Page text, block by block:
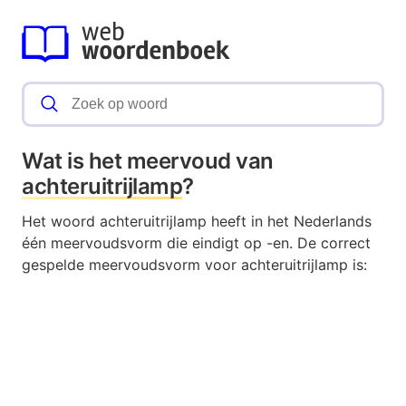
Wat is het meervoud van
achteruitrijlamp?
Het woord achteruitrijlamp heeft in het Nederlands
één meervoudsvorm die eindigt op -en. De correct
gespelde meervoudsvorm voor achteruitrijlamp is: